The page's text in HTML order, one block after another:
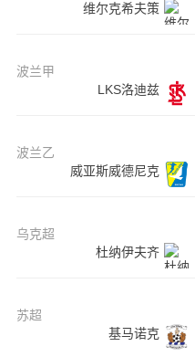
维尔克希夫策
波兰甲
LKS洛迪兹
波兰乙
威亚斯威德尼克
乌克超
杜纳伊夫齐
苏超
基马诺克